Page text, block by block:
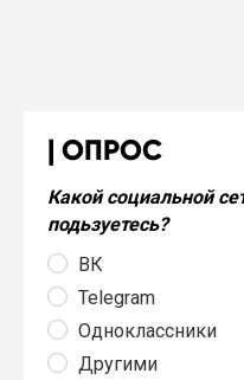
ОПРОС
Какой социальной
подьзуетесь?
ВК
Telegram
Одноклассники
Другими